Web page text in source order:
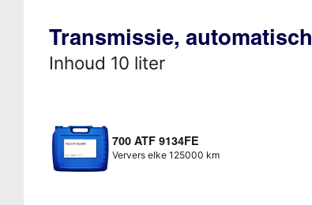
Transmissie, automatisch
Inhoud 10 liter
700 ATF 9134FE
Ververs elke 125000 km